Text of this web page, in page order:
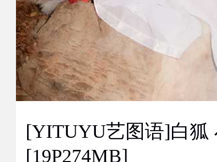
[YITUYU艺图语]白狐
[19P274MB]